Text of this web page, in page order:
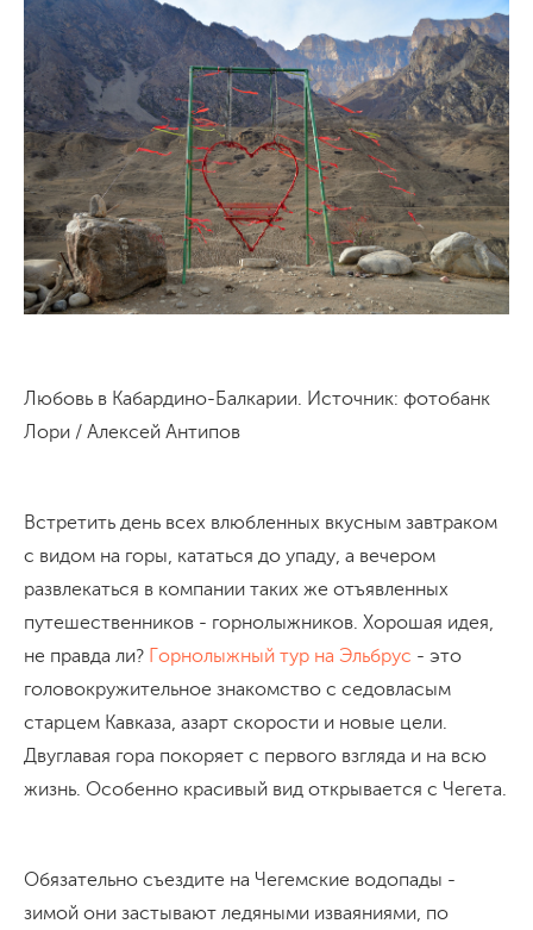
Любовь в Кабардино-Балкарии. Источник: фотобанк
Лори / Алексей Антипов
Встретить день всех влюбленных вкусным завтраком
с видом на горы, кататься до упаду, а вечером
развлекаться в компании таких же отъявленных
путешественников - горнолыжников. Хорошая идея,
не правда ли? Горнолыжный тур на Эльбрус - это
головокружительное знакомство с седовласым
старцем Кавказа, азарт скорости и новые цели.
Двуглавая гора покоряет с первого взгляда и на всю
жизнь. Особенно красивый вид открывается с Чегета.
Обязательно съездите на Чегемские водопады -
зимой они застывают ледяными изваяниями, по